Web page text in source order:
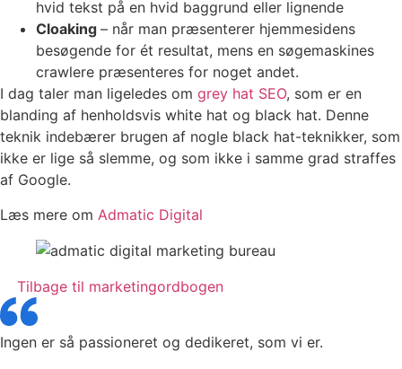
hvid tekst på en hvid baggrund eller lignende
Cloaking – når man præsenterer hjemmesidens
besøgende for ét resultat, mens en søgemaskines
crawlere præsenteres for noget andet.
I dag taler man ligeledes om grey hat SEO, som er en
blanding af henholdsvis white hat og black hat. Denne
teknik indebærer brugen af nogle black hat-teknikker, som
ikke er lige så slemme, og som ikke i samme grad straffes
af Google.
Læs mere om Admatic Digital
Tilbage til marketingordbogen
Ingen er så passioneret og dedikeret, som vi er.